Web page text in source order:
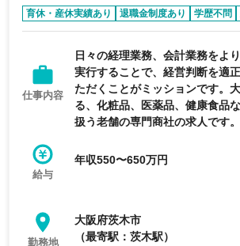
育休・産休実績あり 退職金制度あり 学歴不問
フルフレックス制度あり
仕事内容
日々の経理業務、会計業務をよ
実行することで、経営判断を適
ただくことがミッションです。
る、化粧品、医薬品、健康食品
扱う老舗の専門商社の求人です。
給与
年収550〜650万円
勤務地
大阪府茨木市
（最寄駅：茨木駅）